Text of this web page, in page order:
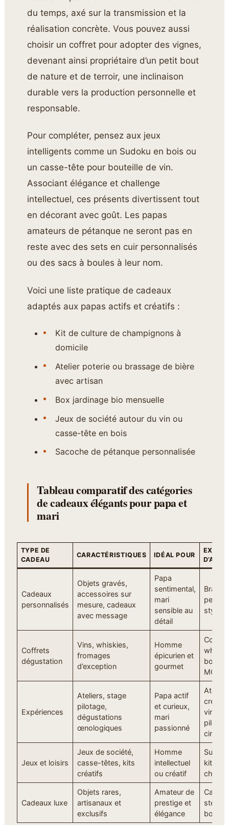
du temps, axé sur la transmission et la
réalisation concrète. Vous pouvez aussi
choisir un coffret pour adopter des vignes,
devenant ainsi propriétaire d’un petit bout
de nature et de terroir, une inclinaison
durable vers la production personnelle et
responsable.
Pour compléter, pensez aux jeux
intelligents comme un Sudoku en bois ou
un casse-tête pour bouteille de vin.
Associant élégance et challenge
intellectuel, ces présents divertissent tout
en décorant avec goût. Les papas
amateurs de pétanque ne seront pas en
reste avec des sets en cuir personnalisés
ou des sacs à boules à leur nom.
Voici une liste pratique de cadeaux
adaptés aux papas actifs et créatifs :
Kit de culture de champignons à
domicile
Atelier poterie ou brassage de bière
avec artisan
Box jardinage bio mensuelle
Jeux de société autour du vin ou
casse-tête en bois
Sacoche de pétanque personnalisée
Tableau comparatif des catégories
de cadeaux élégants pour papa et
mari
TYPE DE
CADEAU
CARACTÉRISTIQUES IDÉAL POUR
Cadeaux
personnalisés
Objets gravés,
accessoires sur
mesure, cadeaux
avec message
Papa
sentimental,
mari
sensible au
détail
stylo
Coffrets
dégustation
Vins, whiskies,
fromages
d’exception
Homme
épicurien et
gourmet
Coffret
box
MOF
Expériences
Ateliers, stage
pilotage,
dégustations
œnologiques
Papa actif
et curieux,
mari
passionné
Atelier
vin,
circuit
Jeux et loisirs
Jeux de société,
casse-têtes, kits
créatifs
Homme
intellectuel
ou créatif
kit
Cadeaux luxe
Objets rares,
artisanaux et
exclusifs
Amateur de
prestige et
élégance
Carafe
box